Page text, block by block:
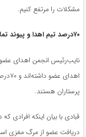
مشکلات را مرتفع کنیم.
۷۰درصد تیم اهدا و پیوند تمام دنیا از جمله ایران، پرستاران هستند
نایب‌رئیس انجمن اهدای عضو
پرستاران هستند.
قبادی با بیان اینکه افرادی